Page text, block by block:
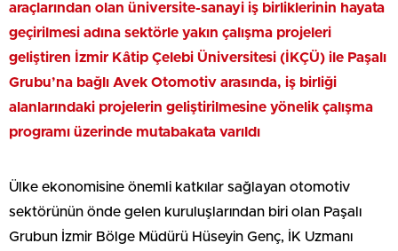
araçlarından olan üniversite-sanayi iş birliklerinin hayata
geçirilmesi adına sektörle yakın çalışma projeleri
geliştiren İzmir Kâtip Çelebi Üniversitesi (İKÇÜ) ile Paşalı
Grubu’na bağlı Avek Otomotiv arasında, iş birliği
alanlarındaki projelerin geliştirilmesine yönelik çalışma
programı üzerinde mutabakata varıldı
Ülke ekonomisine önemli katkılar sağlayan otomotiv
sektörünün önde gelen kuruluşlarından biri olan Paşalı
Grubun İzmir Bölge Müdürü Hüseyin Genç, İK Uzmanı